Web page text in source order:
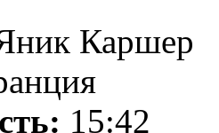
Каршер
15:42